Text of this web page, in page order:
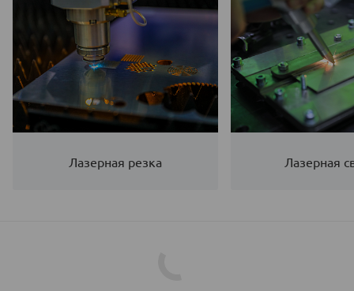
Лазерная резка Лазерная